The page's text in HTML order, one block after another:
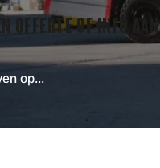
OFFERTE OF INFO AAN
op...